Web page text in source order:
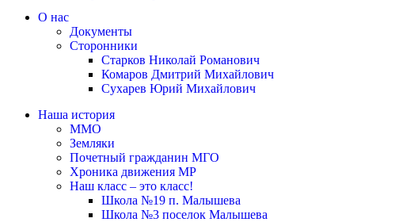
О нас
Документы
Сторонники
Старков Николай Романович
Комаров Дмитрий Михайлович
Сухарев Юрий Михайлович
Наша история
ММО
Земляки
Почетный гражданин МГО
Хроника движения МР
Наш класс – это класс!
Школа №19 п. Малышева
Школа №3 поселок Малышева